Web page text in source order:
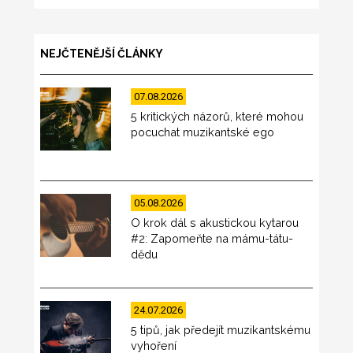
NEJČTENĚJŠÍ ČLÁNKY
07.08.2026
5 kritických názorů, které mohou
pocuchat muzikantské ego
05.08.2026
O krok dál s akustickou kytarou
#2: Zapomeňte na mámu-tátu-
dědu
24.07.2026
5 tipů, jak předejít muzikantskému
vyhoření